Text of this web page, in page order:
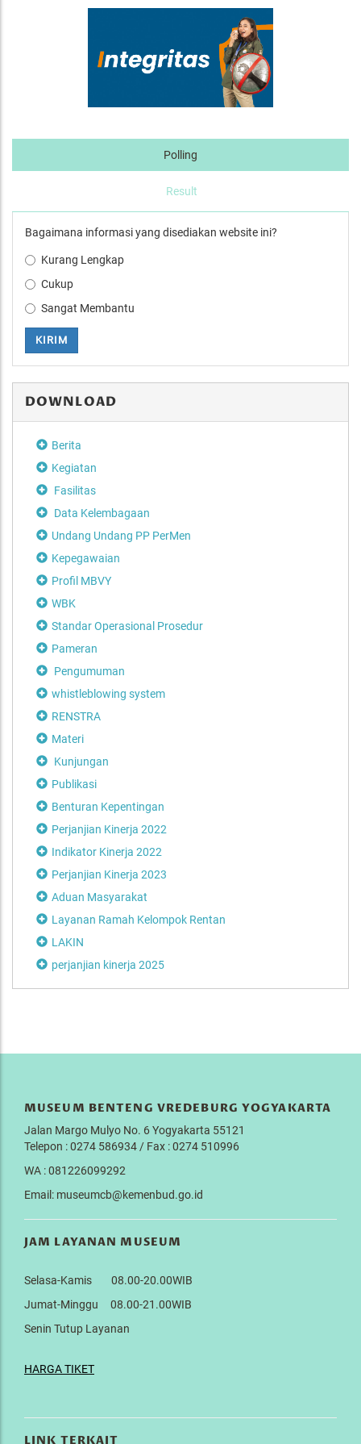
Polling
Result
Bagaimana informasi yang disediakan website ini?
Kurang Lengkap
Cukup
Sangat Membantu
KIRIM
DOWNLOAD
Berita
Kegiatan
Fasilitas
Data Kelembagaan
Undang Undang PP PerMen
Kepegawaian
Profil MBVY
WBK
Standar Operasional Prosedur
Pameran
Pengumuman
whistleblowing system
RENSTRA
Materi
Kunjungan
Publikasi
Benturan Kepentingan
Perjanjian Kinerja 2022
Indikator Kinerja 2022
Perjanjian Kinerja 2023
Aduan Masyarakat
Layanan Ramah Kelompok Rentan
LAKIN
perjanjian kinerja 2025
MUSEUM BENTENG VREDEBURG YOGYAKARTA
Jalan Margo Mulyo No. 6 Yogyakarta 55121
Telepon : 0274 586934 / Fax : 0274 510996
WA : 081226099292
Email: museumcb@kemenbud.go.id
JAM LAYANAN MUSEUM
Selasa-Kamis 08.00-20.00WIB
Jumat-Minggu 08.00-21.00WIB
Senin Tutup Layanan
HARGA TIKET
LINK TERKAIT